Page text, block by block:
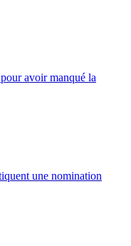
avoir manqué la
une nomination